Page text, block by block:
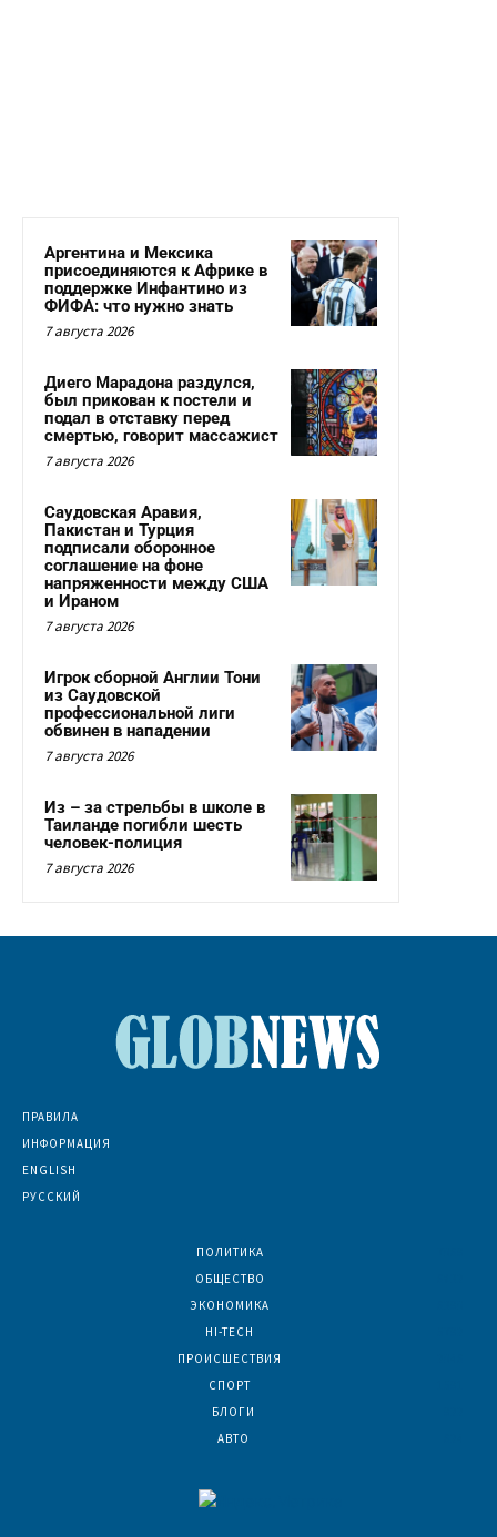
Аргентина и Мексика
присоединяются к Африке в
поддержке Инфантино из
ФИФА: что нужно знать
7 августа 2026
Диего Марадона раздулся,
был прикован к постели и
подал в отставку перед
смертью, говорит массажист
7 августа 2026
Саудовская Аравия,
Пакистан и Турция
подписали оборонное
соглашение на фоне
напряженности между США
и Ираном
7 августа 2026
Игрок сборной Англии Тони
из Саудовской
профессиональной лиги
обвинен в нападении
7 августа 2026
Из – за стрельбы в школе в
Таиланде погибли шесть
человек-полиция
7 августа 2026
ПРАВИЛА
ИНФОРМАЦИЯ
ENGLISH
РУССКИЙ
ПОЛИТИКА
ОБЩЕСТВО
ЭКОНОМИКА
HI-TECH
ПРОИСШЕСТВИЯ
СПОРТ
БЛОГИ
АВТО